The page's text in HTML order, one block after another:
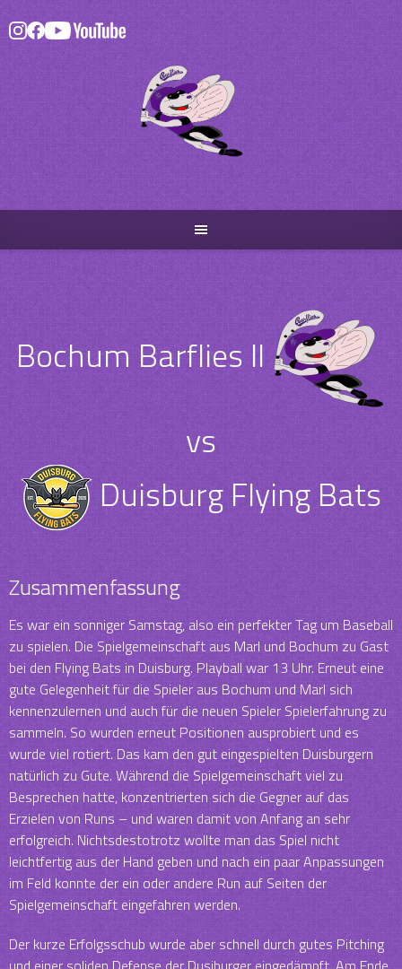
Skip
to
content
Bochum Barflies II
vs
Duisburg Flying Bats
Zusammenfassung
Es war ein sonniger Samstag, also ein perfekter Tag um Baseball
zu spielen. Die Spielgemeinschaft aus Marl und Bochum zu Gast
bei den Flying Bats in Duisburg. Playball war 13 Uhr. Erneut eine
gute Gelegenheit für die Spieler aus Bochum und Marl sich
kennenzulernen und auch für die neuen Spieler Spielerfahrung zu
sammeln. So wurden erneut Positionen ausprobiert und es
wurde viel rotiert. Das kam den gut eingespielten Duisburgern
natürlich zu Gute. Während die Spielgemeinschaft viel zu
Besprechen hatte, konzentrierten sich die Gegner auf das
Erzielen von Runs – und waren damit von Anfang an sehr
erfolgreich. Nichtsdestotrotz wollte man das Spiel nicht
leichtfertig aus der Hand geben und nach ein paar Anpassungen
im Feld konnte der ein oder andere Run auf Seiten der
Spielgemeinschaft eingefahren werden.
Der kurze Erfolgsschub wurde aber schnell durch gutes Pitching